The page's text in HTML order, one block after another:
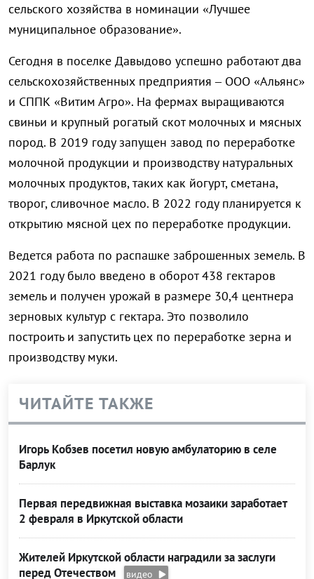
сельского хозяйства в номинации «Лучшее
муниципальное образование».
Сегодня в поселке Давыдово успешно работают два
сельскохозяйственных предприятия – ООО «Альянс»
и СППК «Витим Агро». На фермах выращиваются
свиньи и крупный рогатый скот молочных и мясных
пород. В 2019 году запущен завод по переработке
молочной продукции и производству натуральных
молочных продуктов, таких как йогурт, сметана,
творог, сливочное масло. В 2022 году планируется к
открытию мясной цех по переработке продукции.
Ведется работа по распашке заброшенных земель. В
2021 году было введено в оборот 438 гектаров
земель и получен урожай в размере 30,4 центнера
зерновых культур с гектара. Это позволило
построить и запустить цех по переработке зерна и
производству муки.
ЧИТАЙТЕ ТАКЖЕ
Игорь Кобзев посетил новую амбулаторию в селе
Барлук
Первая передвижная выставка мозаики заработает
2 февраля в Иркутской области
Жителей Иркутской области наградили за заслуги
перед Отечеством
видео